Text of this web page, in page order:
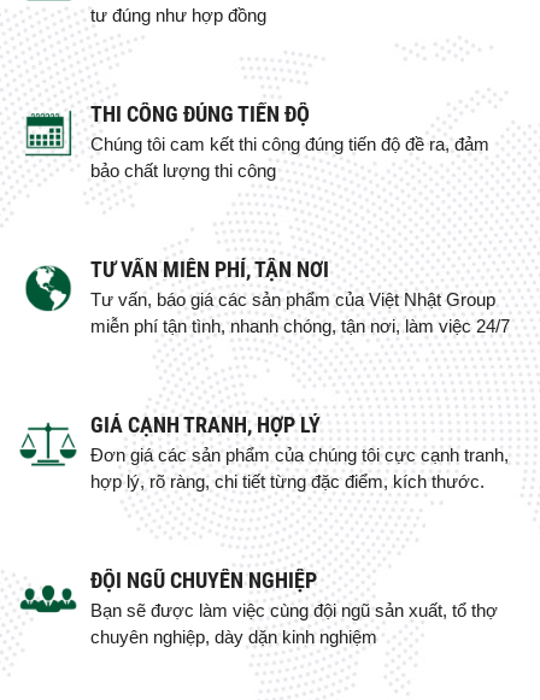
tư đúng như hợp đồng
THI CÔNG ĐÚNG TIẾN ĐỘ
Chúng tôi cam kết thi công đúng tiến độ đề ra, đảm
bảo chất lượng thi công
TƯ VẤN MIỄN PHÍ, TẬN NƠI
Tư vấn, báo giá các sản phẩm của Việt Nhật Group
miễn phí tận tình, nhanh chóng, tận nơi, làm việc 24/7
GIÁ CẠNH TRANH, HỢP LÝ
Đơn giá các sản phẩm của chúng tôi cực cạnh tranh,
hợp lý, rõ ràng, chi tiết từng đặc điểm, kích thước.
ĐỘI NGŨ CHUYÊN NGHIỆP
Bạn sẽ được làm việc cùng đội ngũ sản xuất, tổ thợ
chuyên nghiệp, dày dặn kinh nghiệm